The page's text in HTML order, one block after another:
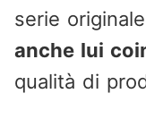
serie
anche lui
qualità di